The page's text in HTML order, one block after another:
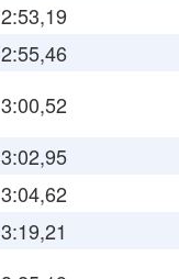
2:53,19
2:55,46
3:00,52
3:02,95
3:04,62
3:19,21